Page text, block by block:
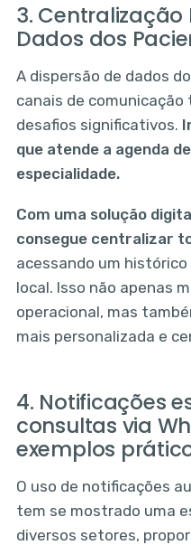
3.
Dados dos
A dispersão de dados
canais de comunicação
desafios significativos.
que atende a agenda
especialidade.
Com uma solução
consegue centralizar
acessando um
local. Isso não apenas
operacional, mas
mais personalizada e
4. Notificações
consultas via
exemplos
O uso de notificações
tem se mostrado uma
diversos setores,